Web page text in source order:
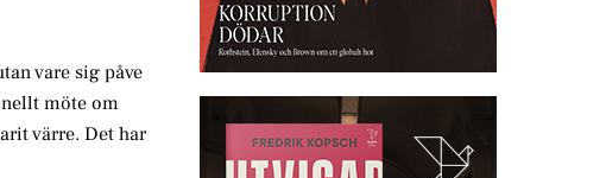
vare sig påve
möte om
värre. Det har